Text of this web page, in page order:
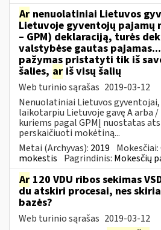
Ar nenuolatiniai Lietuvos
Lietuvoje gyventojų pajamų
– GPM) deklaraciją, turės
valstybėse gautas
pažymas pristatyti tik iš
šalies, ar iš visų šalių
Web turinio sąrašas 2019-03-12
Nenuolatiniai Lietuvos
laikotarpiu Lietuvoje gavę A arba /
kuriems pagal GPMĮ nuostatas
perskaičiuoti mokėtiną...
Metai (Archyvas): 2019 Mokesčiai:
mokestis Pagrindinis: Mokesčių
Ar 120 VDU ribos sekimas
du atskiri procesai, nes
bazės?
Web turinio sąrašas 2019-03-12